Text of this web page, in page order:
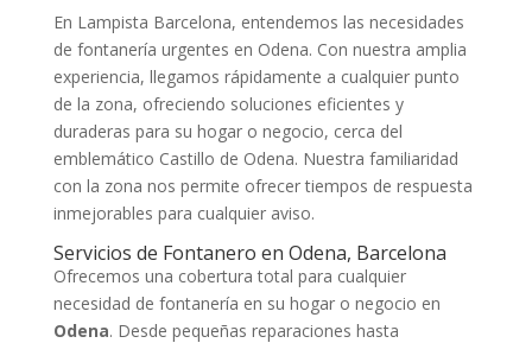
En Lampista Barcelona, entendemos las necesidades
de fontanería urgentes en Odena. Con nuestra amplia
experiencia, llegamos rápidamente a cualquier punto
de la zona, ofreciendo soluciones eficientes y
duraderas para su hogar o negocio, cerca del
emblemático Castillo de Odena. Nuestra familiaridad
con la zona nos permite ofrecer tiempos de respuesta
inmejorables para cualquier aviso.
Servicios de Fontanero en Odena, Barcelona
Ofrecemos una cobertura total para cualquier
necesidad de fontanería en su hogar o negocio en
Odena. Desde pequeñas reparaciones hasta